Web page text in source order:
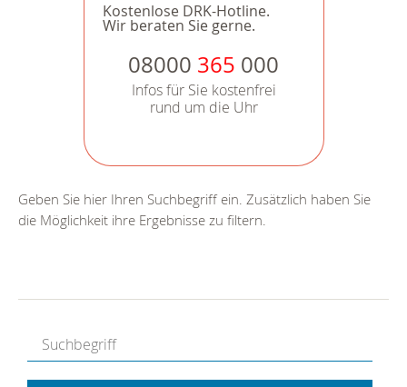
Kostenlose DRK-Hotline.
Wir beraten Sie gerne.
08000 365 000
Infos für Sie kostenfrei
rund um die Uhr
Geben Sie hier Ihren Suchbegriff ein. Zusätzlich haben Sie
die Möglichkeit ihre Ergebnisse zu filtern.